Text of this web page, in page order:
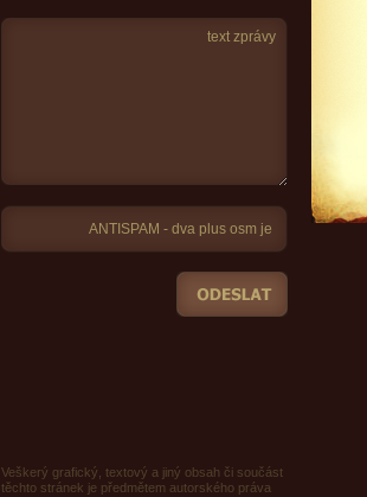
Veškerý grafický, textový a jiný obsah či součást
těchto stránek je předmětem autorského práva